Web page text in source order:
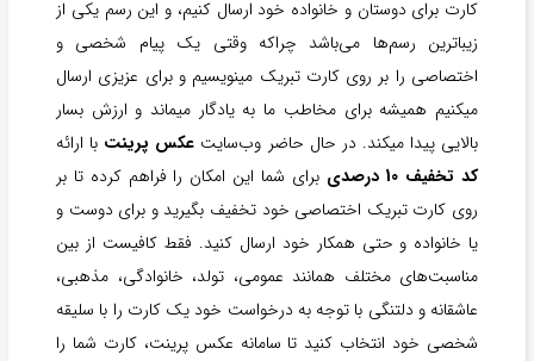
کارت برای دوستان و خانواده خود ارسال کنیم، و این رسم یکی از
زیباترین رسم‌ها می‌باشد چراکه وقتی یک پیام شخصی و
اختصاصی را بر روی کارت تبریک مینویسیم و برای عزیزی ارسال
میکنیم همیشه برای مخاطب ما به یادگار میماند و ارزش بسار
بالایی پیدا میکند. در حال حاضر وب‌سایت عکس پرینت با ارائه
کد تخفیف 10 درصدی
برای شما این امکان را فراهم کرده تا بر
روی کارت تبریک اختصاصی خود تخفیف بگیرید و برای دوست و
یا خانواده و حتی همکار خود ارسال کنید. فقط کافیست از بین
مناسبت‌های مختلف همانند عمومی، تولد، خانوادگی، مذهبی،
عاشقانه و دلتنگی با توجه به درخواست خود یک کارت را با سلیقه
شخصی خود انتخاب کنید تا سامانه عکس پرینت، کارت شما را